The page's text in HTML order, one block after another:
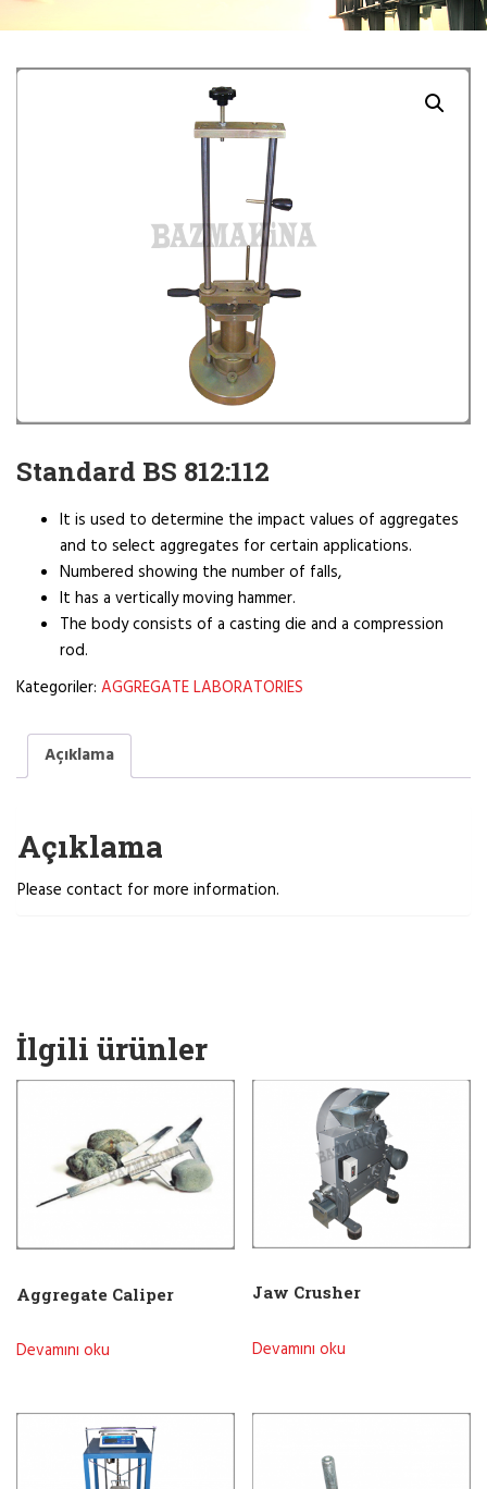
Standard BS 812:112
It is used to determine the impact values of aggregates
and to select aggregates for certain applications.
Numbered showing the number of falls,
It has a vertically moving hammer.
The body consists of a casting die and a compression
rod.
Kategoriler: AGGREGATE LABORATORIES
Açıklama
Açıklama
Please contact for more information.
İlgili ürünler
Aggregate Caliper
Devamını oku
Jaw Crusher
Devamını oku